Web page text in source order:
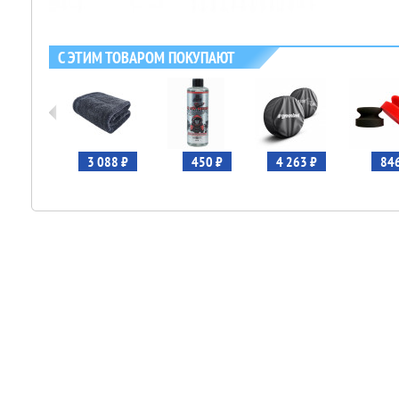
С ЭТИМ ТОВАРОМ ПОКУПАЮТ
3 088 ₽ 450 ₽ 4 263 ₽